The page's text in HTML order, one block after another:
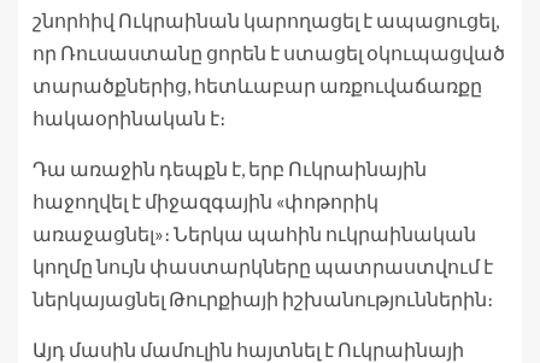
շնորհիվ Ուկրաինան կարողացել է ապացուցել,
որ Ռուսաստանը ցորեն է ստացել օկուպացված
տարածքներից, հետևաբար առքուվաճառքը
հակաօրինական է։
Դա առաջին դեպքն է, երբ Ուկրաինային
հաջողվել է միջազգային «փոթորիկ
առաջացնել»։ Ներկա պահին ուկրաինական
կողմը նույն փաստարկները պատրաստվում է
ներկայացնել Թուրքիայի իշխանություններին։
Այդ մասին մամուլին հայտնել է Ուկրաինայի